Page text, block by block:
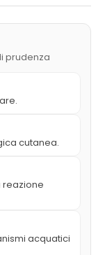
prudenza
cutanea.
reazione
acquatici